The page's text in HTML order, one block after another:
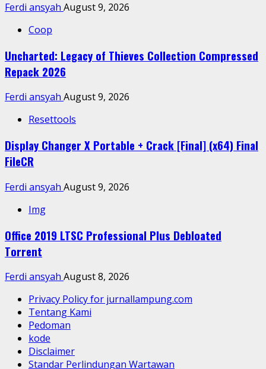
Ferdi ansyah August 9, 2026
Coop
Uncharted: Legacy of Thieves Collection Compressed
Repack 2026
Ferdi ansyah August 9, 2026
Resettools
Display Changer X Portable + Crack [Final] (x64) Final
FileCR
Ferdi ansyah August 9, 2026
Img
Office 2019 LTSC Professional Plus Debloated
Tоrrеnt
Ferdi ansyah August 8, 2026
Privacy Policy for jurnallampung.com
Tentang Kami
Pedoman
kode
Disclaimer
Standar Perlindungan Wartawan